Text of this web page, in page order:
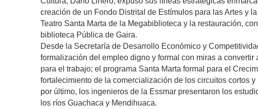
creación de un Fondo Distrital de Estímulos para las Artes y
Teatro Santa Marta de la Megabiblioteca y la restauración,
biblioteca Pública de Gaira.
Desde la Secretaría de Desarrollo Económico y
formalización del empleo digno y formal con miras a
para el trabajo; el programa Santa Marta formal para el
fortalecimiento de la comercialización de los circuitos cortos
por último, los ingenieros de la Essmar presentaron los
los ríos Guachaca y Mendihuaca.